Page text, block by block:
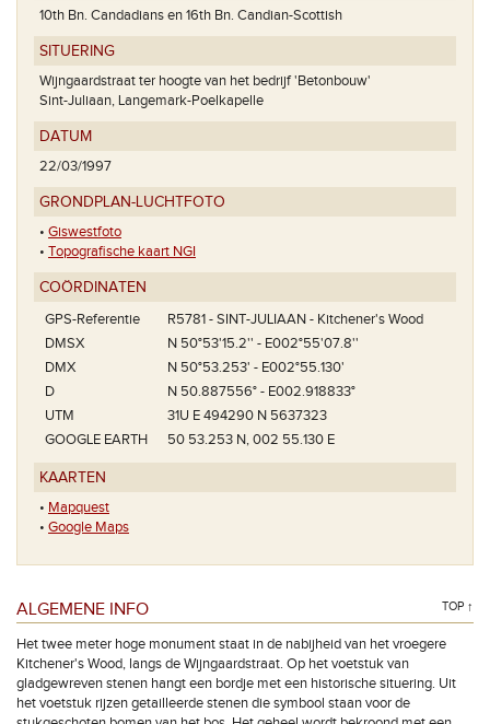
10th Bn. Candadians en 16th Bn. Candian-Scottish
SITUERING
Wijngaardstraat ter hoogte van het bedrijf 'Betonbouw'
Sint-Juliaan, Langemark-Poelkapelle
DATUM
22/03/1997
GRONDPLAN-LUCHTFOTO
• Giswestfoto
• Topografische kaart NGI
COÖRDINATEN
GPS-Referentie
R5781 - SINT-JULIAAN - Kitchener's Wood
DMSX
N 50°53'15.2'' - E002°55'07.8''
DMX
N 50°53.253' - E002°55.130'
D
N 50.887556° - E002.918833°
UTM
31U E 494290 N 5637323
GOOGLE EARTH
50 53.253 N, 002 55.130 E
KAARTEN
• Mapquest
• Google Maps
ALGEMENE INFO TOP ↑
Het twee meter hoge monument staat in de nabijheid van het vroegere
Kitchener's Wood, langs de Wijngaardstraat. Op het voetstuk van
gladgewreven stenen hangt een bordje met een historische situering. Uit
het voetstuk rijzen getailleerde stenen die symbool staan voor de